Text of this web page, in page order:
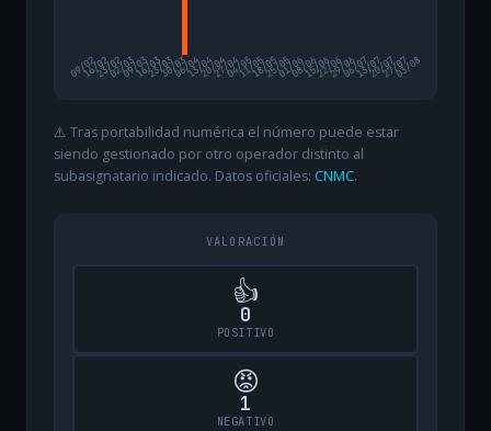
09/02
16/0223/0202/0309/0316/0323/0330/0306/0413/0420/0427/0404/0511/0518/0525/0501/0608/0615/0622/0629/0606/0713/0720/0727/07
03/08
⚠️ Tras portabilidad numérica el número puede estar
siendo gestionado por otro operador distinto al
subasignatario indicado. Datos oficiales: CNMC.
VALORACIÓN
👍
0
POSITIVO
😡
1
NEGATIVO